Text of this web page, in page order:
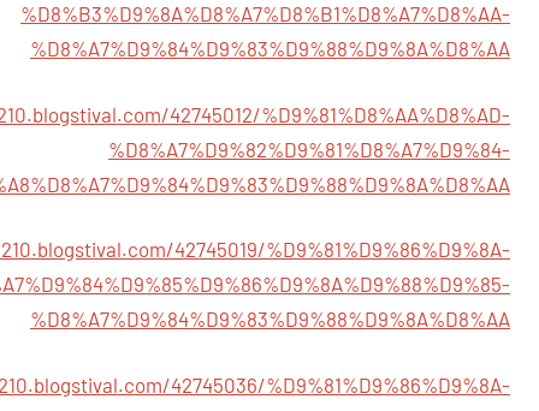
%D8%B3%D9%8A%D8%A7%D8%B1%D8%A7%D8%AA-
%D8%A7%D9%84%D9%83%D9%88%D9%8A%D8%AA
42745012/%D9%81%D8%AA%D8%AD-
%D8%A7%D9%82%D9%81%D8%A7%D9%84-
42745019/%D9%81%D9%86%D9%8A-
%D8%A7%D9%84%D9%83%D9%88%D9%8A%D8%AA
42745036/%D9%81%D9%86%D9%8A-